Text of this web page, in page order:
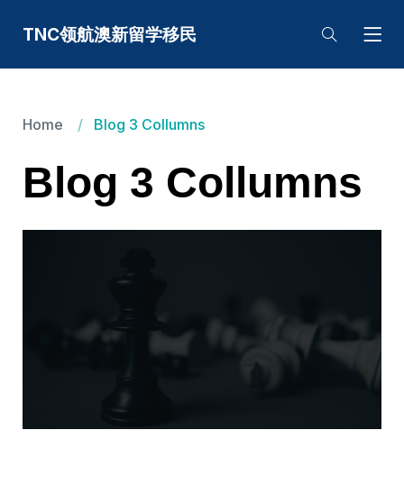
TNC领航澳新留学移民
Home Blog 3 Collumns
Blog 3 Collumns